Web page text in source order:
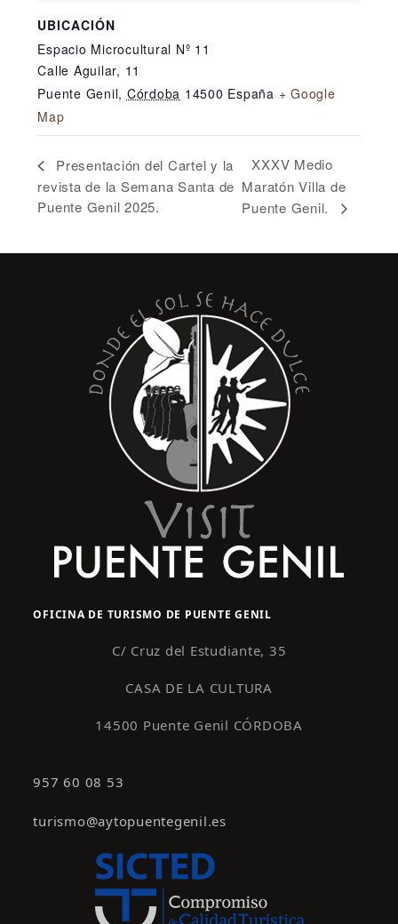
UBICACIÓN
Espacio Microcultural Nº 11
Calle Aguilar, 11
Puente Genil, Córdoba 14500 España + Google
Map
Presentación del Cartel y la
revista de la Semana Santa de
Puente Genil 2025.
XXXV Medio
Maratón Villa de
Puente Genil.
OFICINA DE TURISMO DE PUENTE GENIL
C/ Cruz del Estudiante, 35
CASA DE LA CULTURA
14500 Puente Genil CÓRDOBA
957 60 08 53
turismo@aytopuentegenil.es